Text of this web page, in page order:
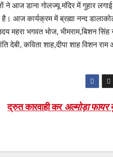
ने आज डाना गोलज्यू मंदिर में गुहार
आज कार्यक्रम में ब्रह्मा नन्द
भगवत भोज, भीमराम,बिशन सिंह
देबी, कविता शाह,दीपा शाह विशन
द्रुत कारवाही कर अल्मोड़ा फायर